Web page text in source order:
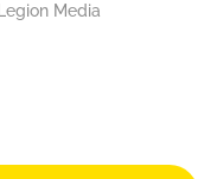
Media